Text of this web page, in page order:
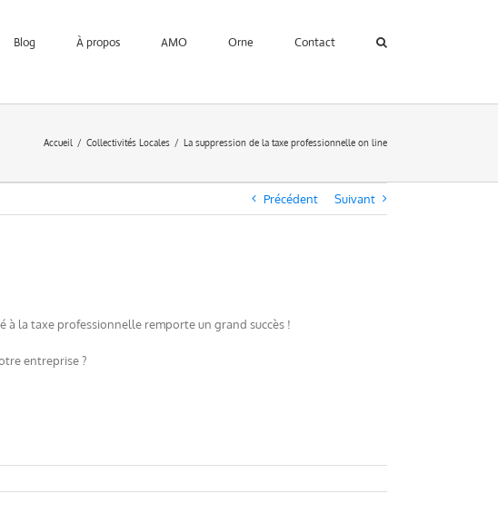
Blog À propos AMO Orne Contact
Accueil Collectivités Locales La suppression de la taxe professionnelle on line
Précédent Suivant
à la taxe professionnelle remporte un grand succès !
entreprise ?